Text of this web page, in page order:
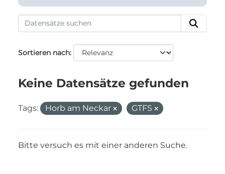
Sortieren nach
Keine Datensätze gefunden
Tags: Horb am Neckar GTFS
Bitte versuch es mit einer anderen Suche.